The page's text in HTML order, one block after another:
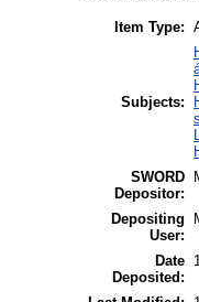
Item Type:
Subjects:
SWORD
Depositor:
Depositing
User:
Date
Deposited: